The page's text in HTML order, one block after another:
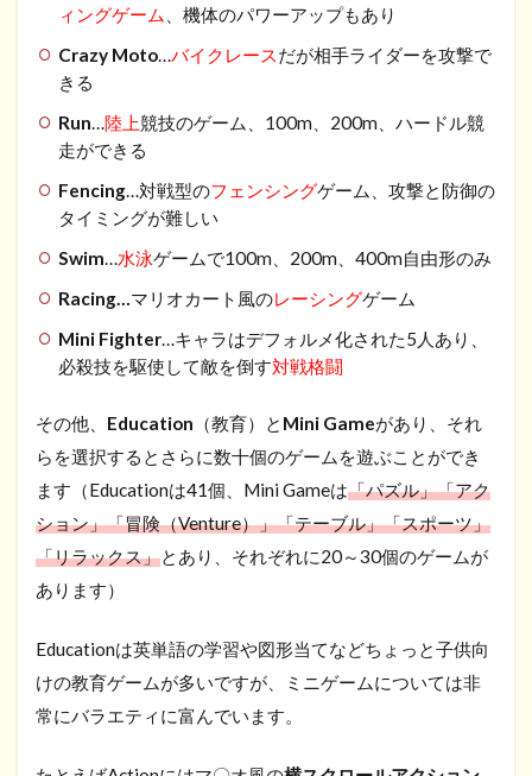
ィングゲーム 、機体のパワーアップもあり
Crazy Moto…バイクレースだが相手ライダーを攻撃で
きる
Run…陸上競技のゲーム、100m、200m、ハードル競
走ができる
Fencing…対戦型のフェンシングゲーム、攻撃と防御の
タイミングが難しい
Swim…水泳ゲームで100m、200m、400m自由形のみ
Racing…マリオカート風のレーシングゲーム
Mini Fighter…キャラはデフォルメ化された5人あり、
必殺技を駆使して敵を倒す対戦格闘
その他、 Education （教育）と Mini Gameがあり、それ
らを選択するとさらに数十個のゲームを遊ぶことができ
ます（Educationは41個、Mini Gameは「パズル」「アク
ション」「冒険（Venture）」「テーブル」「スポーツ」
「リラックス」とあり、それぞれに20～30個のゲームが
あります）
Educationは英単語の学習や図形当てなどちょっと子供向
けの教育ゲームが多いですが、ミニゲームについては非
常にバラエティに富んでいます。